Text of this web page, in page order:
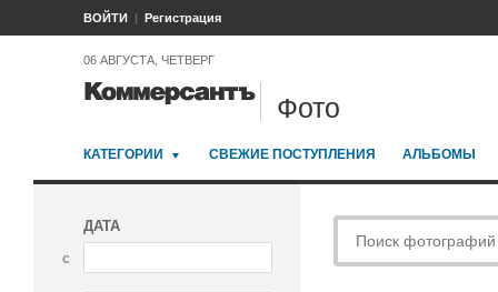
ВОЙТИ Регистрация
06 АВГУСТА, ЧЕТВЕРГ
Фото
КАТЕГОРИИ СВЕЖИЕ ПОСТУПЛЕНИЯ АЛЬБОМЫ
ДАТА
с